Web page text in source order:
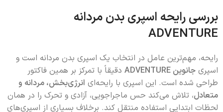
بررسی رایحه اسپری بدن مردانه
ADVENTURE
رایحه، مهم‌ترین عامل در انتخاب یک اسپری بدن مردانه است و
اسپری جانوین ADVENTURE
دقیقاً با تمرکز بر همین فاکتور
طراحی شده است. این اسپری با رایحه‌ای انرژی‌بخش، مردانه و
متعادل، تلاش می‌کند حس ماجراجویی، آزادی و تحرک را در همان
لحظات ابتدایی استفاده منتقل کند. برخلاف بسیاری از اسپری‌های